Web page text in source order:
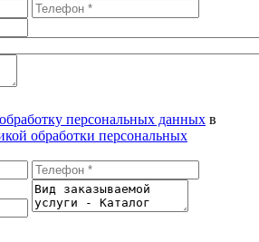
персональных данных в
обработки персональных